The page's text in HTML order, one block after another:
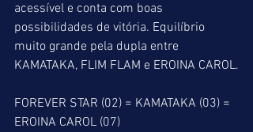
acessível e conta com boas
possibilidades de vitória. Equilíbrio
muito grande pela dupla entre
KAMATAKA, FLIM FLAM e EROINA CAROL.
FOREVER STAR (02) = KAMATAKA (03) =
EROINA CAROL (07)